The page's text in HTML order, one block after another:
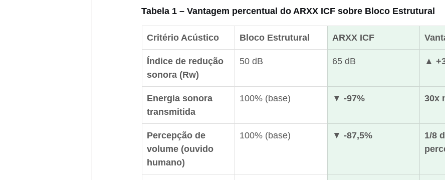
Tabela 1 – Vantagem percentual do ARXX ICF sobre Bloco Estrutural
Critério Acústico Bloco Estrutural ARXX ICF
Índice de redução
sonora (Rw)
50 dB 65 dB ▲
Energia sonora
transmitida
100% (base) ▼ -97% 30x
Percepção de
volume (ouvido
humano)
100% (base) ▼ -87,5%
1/8